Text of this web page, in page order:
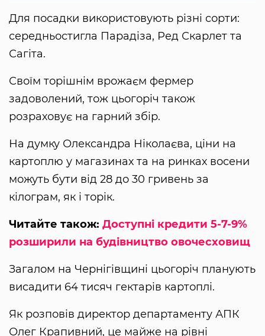
Для посадки використовують різні сорти:
середньостигла Парадіза, Ред Скарлет та
Сагіта.
Своїм торішнім врожаєм фермер
задоволений, тож цьогоріч також
розраховує на гарний збір.
На думку Олександра Ніколаєва, ціни на
картоплю у магазинах та на ринках восени
можуть бути від 28 до 30 гривень за
кілограм, як і торік.
Читайте також: Доступні кредити 5-7-9%
розширили на будівництво овочесховищ
Загалом на Чернігівщині цьогоріч планують
висадити 64 тисяч гектарів картоплі.
Як розповів директор департаменту АПК
Олег Крапивний, це майже на рівні